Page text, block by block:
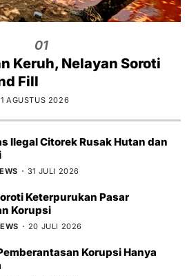
01
Keruh, Nelayan Soroti
Fill
1 AGUSTUS 2026
Ilegal Citorek Rusak Hutan dan
31 JULI 2026
Keterpurukan Pasar
Korupsi
20 JULI 2026
Korupsi Hanya